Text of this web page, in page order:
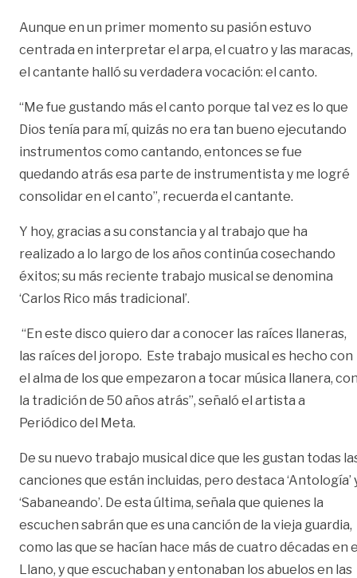
Aunque en un primer momento su pasión estuvo
centrada en interpretar el arpa, el cuatro y las maracas,
el cantante halló su verdadera vocación: el canto.
“Me fue gustando más el canto porque tal vez es lo que
Dios tenía para mí, quizás no era tan bueno ejecutando
instrumentos como cantando, entonces se fue
quedando atrás esa parte de instrumentista y me logré
consolidar en el canto”, recuerda el cantante.
Y hoy, gracias a su constancia y al trabajo que ha
realizado a lo largo de los años continúa cosechando
éxitos; su más reciente trabajo musical se denomina
‘Carlos Rico más tradicional’.
“En este disco quiero dar a conocer las raíces llaneras,
las raíces del joropo. Este trabajo musical es hecho con
el alma de los que empezaron a tocar música llanera,
la tradición de 50 años atrás”, señaló el artista a
Periódico del Meta.
De su nuevo trabajo musical dice que les gustan todas
canciones que están incluidas, pero destaca ‘Antología’
‘Sabaneando’. De esta última, señala que quienes la
escuchen sabrán que es una canción de la vieja guardia,
como las que se hacían hace más de cuatro décadas en
Llano, y que escuchaban y entonaban los abuelos en las